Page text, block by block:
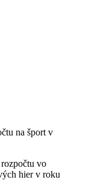
na šport v
vo
hier v roku